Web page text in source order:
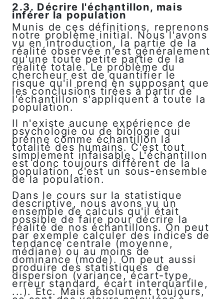
2.3. Décrire l'échantillon, mais
inférer la population
Munis de ces définitions, reprenons
notre problème initial. Nous l'avons
vu en introduction, la partie de la
réalité observée n'est généralement
qu'une toute petite partie de la
réalité totale. Le problème du
chercheur est de quantifier le
risque qu'il prend en supposant que
les conclusions tirées à partir de
l'échantillon s'appliquent à toute la
population.
Il n'existe aucune expérience de
psychologie ou de biologie qui
prenne comme échantillon la
totalité des humains. C'est tout
simplement infaisable. L'échantillon
est donc toujours différent de la
population, c'est un sous-ensemble
de la population.
Dans le cours sur la statistique
descriptive, nous avons vu un
ensemble de calculs qu'il était
possible de faire pour décrire la
réalité de nos échantillons. On peut
par exemple calculer des indices de
tendance centrale (moyenne,
médiane) ou au moins de
dominance (mode). On peut aussi
produire des statistiques de
dispersion (variance, écart-type,
erreur standard, écart interquartile,
...). Etc. Mais absolument toujours,